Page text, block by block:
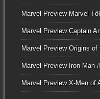
Marvel Preview Marvel
Marvel Preview Captain
Marvel Preview Origins
Marvel Preview Iron Man
Marvel Preview X-Men of